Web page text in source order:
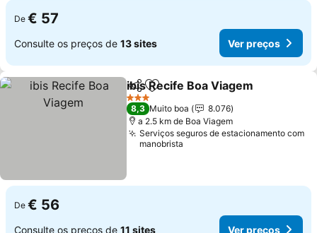
De € 57
Consulte os preços de 13 sites Ver preços
PartilharAdicionar aos favoritos
ibis Recife Boa Viagem
3 Estrelas
8,3 Muito boa
8.076
a 2.5 km de Boa Viagem
Serviços seguros de estacionamento com
manobrista
De € 56
Consulte os preços de 11 sites Ver preços